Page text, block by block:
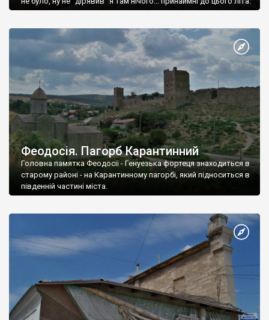
Феодосія. Пагорб Карантинний
Головна памятка Феодосії - Генуезька фортеця знаходиться в
старому районі - на Карантинному пагорбі, який підноситься в
південній частині міста.